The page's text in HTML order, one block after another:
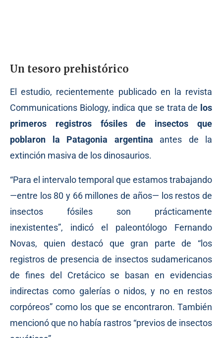
Un tesoro prehistórico
El estudio, recientemente publicadoen la revista
Communications Biology, indica que se trata de los
primeros registros fósiles de insectos que
poblaron la Patagonia argentina antes de la
extinción masiva de los dinosaurios.
“Para el intervalo temporal que estamos trabajando
—entre los 80 y 66 millones de años— los restos de
insectos fósiles son prácticamente
inexistentes”, indicó el paleontólogo Fernando
Novas, quien destacó que gran parte de “los
registros de presencia de insectos sudamericanos
de fines del Cretácico se basan en evidencias
indirectas como galerías o nidos, y no en restos
corpóreos” como los que se encontraron. También
mencionó que no había rastros “previos de insectos